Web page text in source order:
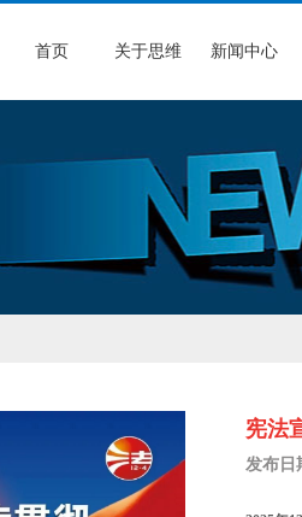
首页 关于思维 新闻中心
宪法
发布日